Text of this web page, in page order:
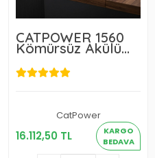
CATPOWER 1560
Kömürsüz Akülü
6'lı Set 20V 4.0Ah
CatPower
16.112,50 TL
KARGO
BEDAVA
16.112,50 TL
Sepete Ekle